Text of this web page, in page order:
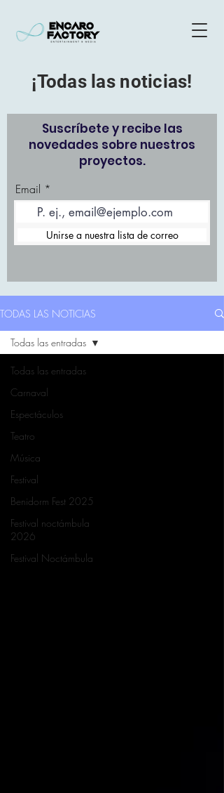
¡Todas las noticias!
Suscríbete y recibe las
novedades sobre nuestros
proyectos.
Email
Unirse a nuestra lista de correo
TODAS LAS NOTICIAS
Todas las entradas
Carnaval
Espectáculos
Teatro
Música
Festival
Benidorm Fest 2025
Festival noctámbula
2026
Festival Noctámbula
Todas las entradas